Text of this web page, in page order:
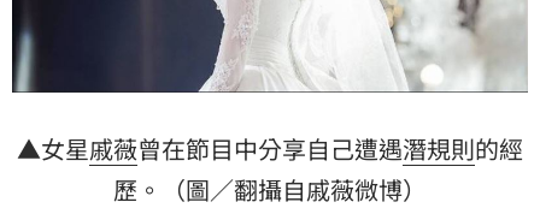
▲女星戚薇曾在節目中分享自己遭遇潛規則的經
歷。（圖／翻攝自戚薇微博）